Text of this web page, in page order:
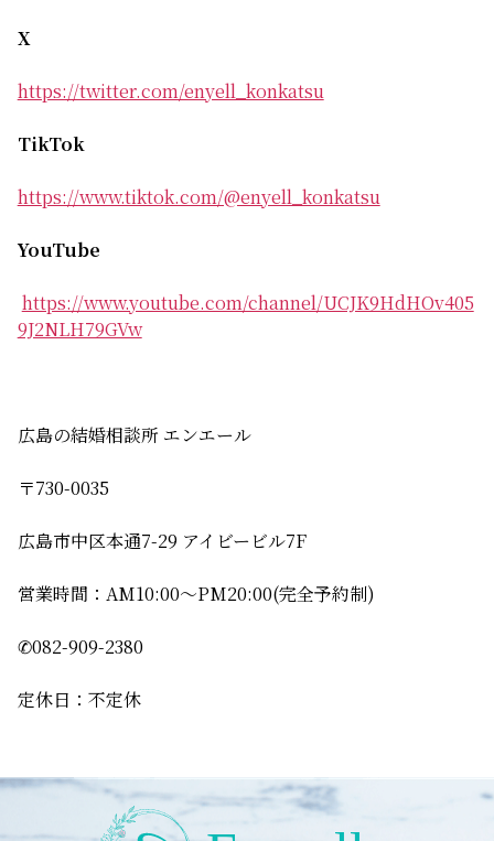
X
https://twitter.com/enyell_konkatsu
TikTok
https://www.tiktok.com/@enyell_konkatsu
YouTube
https://www.youtube.com/channel/UCJK9HdHOv405
9J2NLH79GVw
広島の結婚相談所 エンエール
〒730-0035
広島市中区本通7-29 アイビービル7F
営業時間：AM10:00〜PM20:00(完全予約制)
✆082-909-2380
定休日：不定休